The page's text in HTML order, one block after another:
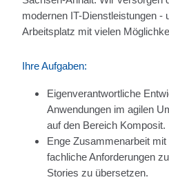
modernen IT-Dienstleistungen -
Arbeitsplatz mit vielen
Ihre Aufgaben:
Eigenverantwortliche
Anwendungen im agilen
auf den Bereich Komposit.
Enge Zusammenarbeit
fachliche Anforderungen
Stories zu übersetzen.